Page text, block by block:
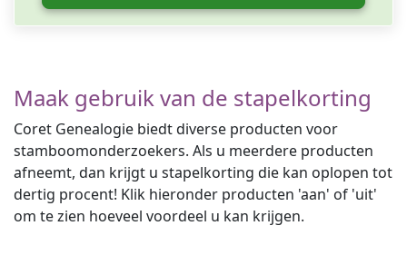
Maak gebruik van de stapelkorting
Coret Genealogie biedt diverse producten voor
stamboomonderzoekers. Als u meerdere producten
afneemt, dan krijgt u stapelkorting die kan oplopen tot
dertig procent! Klik hieronder producten 'aan' of 'uit'
om te zien hoeveel voordeel u kan krijgen.